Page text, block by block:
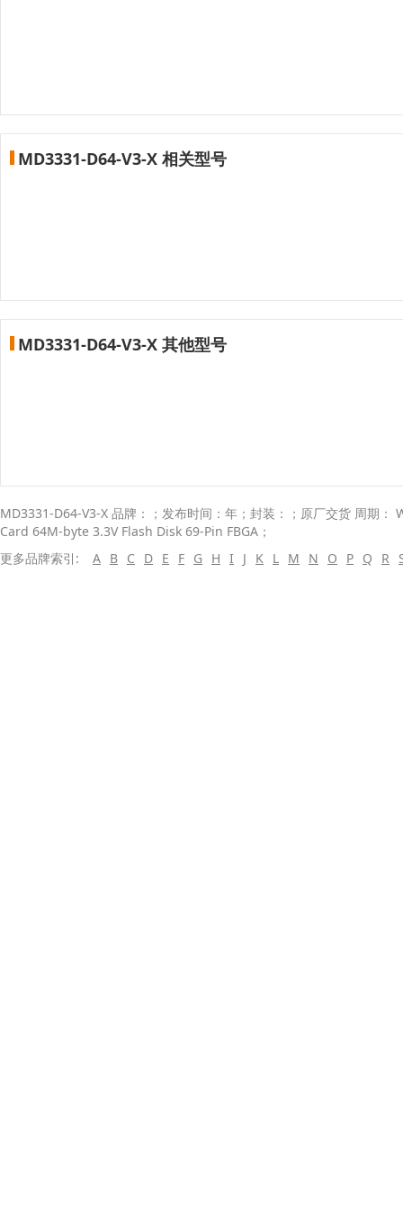
MD3331-D64-V3-X 相关型号
MD3331-D64-V3-X 其他型号
MD3331-D64-V3-X 品牌：；发布时间：年；封装：；原厂交货 周期
Card 64M-byte 3.3V Flash Disk 69-Pin FBGA；
更多品牌索引:
A B C D E F G H I J K L M N O P Q R